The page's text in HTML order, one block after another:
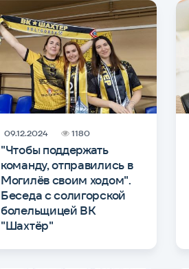
"Чтобы поддержать
команду, отправились в
Могилёв своим ходом".
Беседа с солигорской
болельщицей ВК
"Шахтёр"
09.12.2024 1180